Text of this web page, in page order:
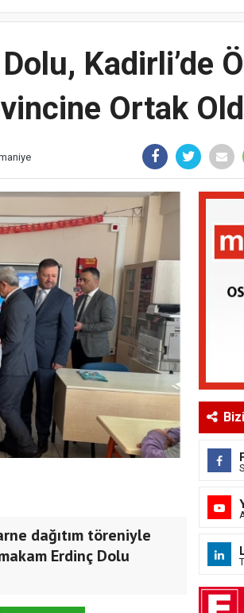
Kadirli’de
Ortak
dağıtım töreniyle
Erdinç Dolu